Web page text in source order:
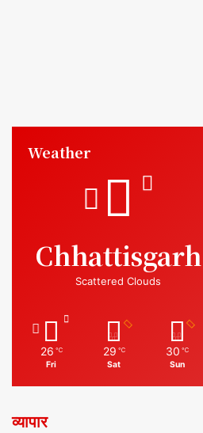
Weather
Chhattisgarh
Scattered Clouds
26 ℃
Fri
29 ℃
Sat
30 ℃
Sun
व्यापार